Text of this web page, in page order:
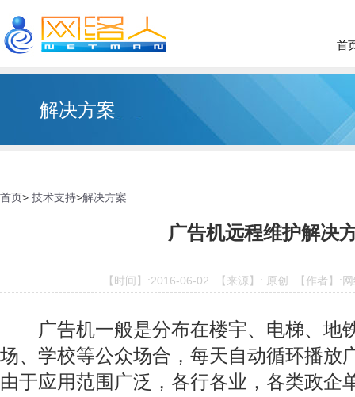
首
解决方案
首页> 技术支持>解决方案
广告机远程维护解决
【时间】:2016-06-02 【来源】: 原创 【作者】:
广告机一般是分布在楼宇、电梯、地
场、学校等公众场合，每天自动循环播放
由于应用范围广泛，各行各业，各类政企